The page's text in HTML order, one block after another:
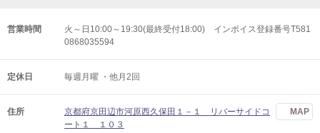
営業時間
火～日10:00～19:30(最終受付18:00) インボイス登録番号T581
0868035594
定休日 毎週月曜 ・他月2回
住所
京都府京田辺市河原西久保田１－１ リバーサイドコ
ート１ １０３
MAP